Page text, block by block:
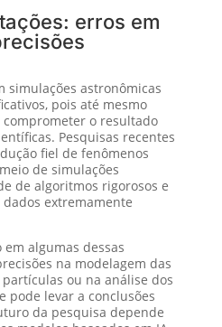
erros em
simulações astronômicas
pois até mesmo
o resultado
Pesquisas recentes
fiel de fenômenos
de simulações
de algoritmos rigorosos e
extremamente
algumas dessas
na modelagem das
ou na análise dos
pode levar a conclusões
da pesquisa depende